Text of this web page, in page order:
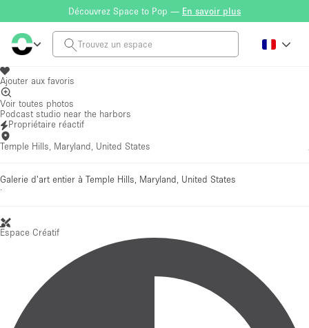
Découvrez Space to Pop — En savoir plus
Ajouter aux favoris
Voir toutes photos
Podcast studio near the harbors
Propriétaire réactif
Temple Hills, Maryland, United States
Galerie d'art entier à Temple Hills, Maryland, United States
·
Espace Créatif